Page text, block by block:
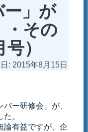
ー」が
・その
）
: 2015年8月15日
ー研修会」が、
。
論有益ですが、企